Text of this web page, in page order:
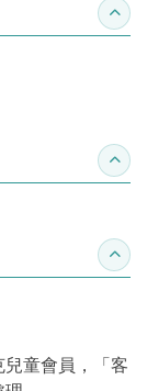
收合
收合
收合
童會員，「客